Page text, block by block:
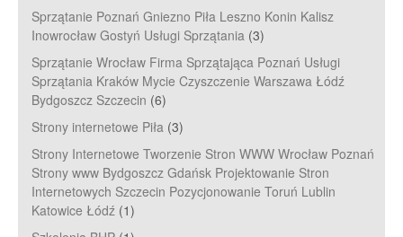
Sprzątanie Poznań Gniezno Piła Leszno Konin Kalisz
Inowrocław Gostyń Usługi Sprzątania (3)
Sprzątanie Wrocław Firma Sprzątająca Poznań Usługi
Sprzątania Kraków Mycie Czyszczenie Warszawa Łódź
Bydgoszcz Szczecin (6)
Strony internetowe Piła (3)
Strony Internetowe Tworzenie Stron WWW Wrocław Poznań
Strony www Bydgoszcz Gdańsk Projektowanie Stron
Internetowych Szczecin Pozycjonowanie Toruń Lublin
Katowice Łódź (1)